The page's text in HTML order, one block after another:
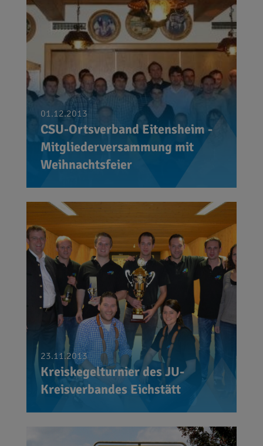
01.12.2013
CSU-Ortsverband Eitensheim -
Mitgliederversammung mit
Weihnachtsfeier
23.11.2013
Kreiskegelturnier des JU-
Kreisverbandes Eichstätt